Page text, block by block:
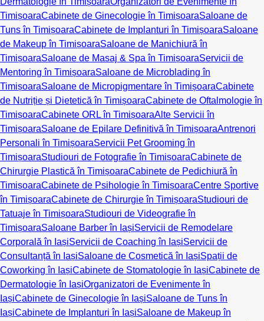
TimișoaraCabinete de Ginecologie în TimișoaraSaloane de
Tuns în TimișoaraCabinete de Implanturi în TimișoaraSaloane
de Makeup în TimișoaraSaloane de Manichiură în
TimișoaraSaloane de Masaj & Spa în TimișoaraServicii de
Mentoring în TimișoaraSaloane de Microblading în
TimișoaraSaloane de Micropigmentare în TimișoaraCabinete
de Nutriție și Dietetică în TimișoaraCabinete de Oftalmologie în
TimișoaraCabinete ORL în TimișoaraAlte Servicii în
TimișoaraSaloane de Epilare Definitivă în TimișoaraAntrenori
Personali în TimișoaraServicii Pet Grooming în
TimișoaraStudiouri de Fotografie în TimișoaraCabinete de
Chirurgie Plastică în TimișoaraCabinete de Pedichiură în
TimișoaraCabinete de Psihologie în TimișoaraCentre Sportive
în TimișoaraCabinete de Chirurgie în TimișoaraStudiouri de
Tatuaje în TimișoaraStudiouri de Videografie în
TimișoaraSaloane Barber în IașiServicii de Remodelare
Corporală în IașiServicii de Coaching în IașiServicii de
Consultanță în IașiSaloane de Cosmetică în IașiSpații de
Coworking în IașiCabinete de Stomatologie în IașiCabinete de
Dermatologie în IașiOrganizatori de Evenimente în
IașiCabinete de Ginecologie în IașiSaloane de Tuns în
IașiCabinete de Implanturi în IașiSaloane de Makeup în